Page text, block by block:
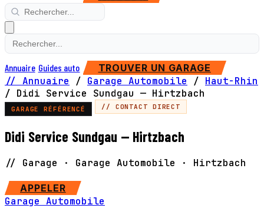
Annuaire Guides auto TROUVER UN GARAGE
// Annuaire / Garage Automobile / Haut-Rhin
/ Didi Service Sundgau — Hirtzbach
GARAGE RÉFÉRENCÉ // CONTACT DIRECT
Didi Service Sundgau — Hirtzbach
// Garage · Garage Automobile · Hirtzbach
APPELER
Garage Automobile